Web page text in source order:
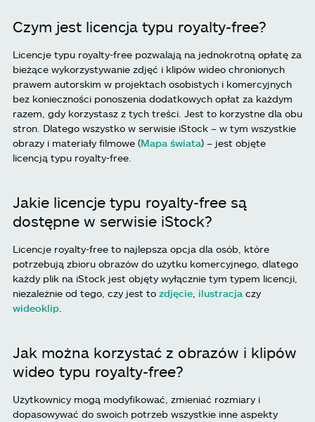
Czym jest licencja typu royalty-free?
Licencje typu royalty-free pozwalają na jednokrotną opłatę za
bieżące wykorzystywanie zdjęć i klipów wideo chronionych
prawem autorskim w projektach osobistych i komercyjnych
bez konieczności ponoszenia dodatkowych opłat za każdym
razem, gdy korzystasz z tych treści. Jest to korzystne dla obu
stron. Dlatego wszystko w serwisie iStock – w tym wszystkie
obrazy i materiały filmowe (Mapa świata) – jest objęte
licencją typu royalty-free.
Jakie licencje typu royalty-free są
dostępne w serwisie iStock?
Licencje royalty-free to najlepsza opcja dla osób, które
potrzebują zbioru obrazów do użytku komercyjnego, dlatego
każdy plik na iStock jest objęty wyłącznie tym typem licencji,
niezależnie od tego, czy jest to zdjęcie ilustracja czy
wideoklip
Jak można korzystać z obrazów i klipów
wideo typu royalty-free?
Użytkownicy mogą modyfikować, zmieniać rozmiary i
dopasowywać do swoich potrzeb wszystkie inne aspekty